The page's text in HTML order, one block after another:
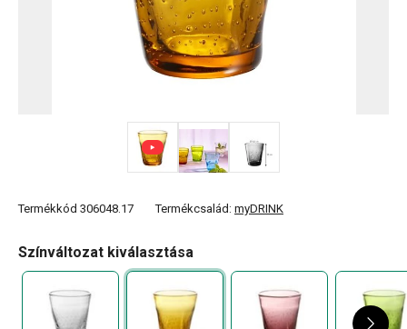
Termékkód 306048.17 Termékcsalád: myDRINK
Színváltozat kiválasztása